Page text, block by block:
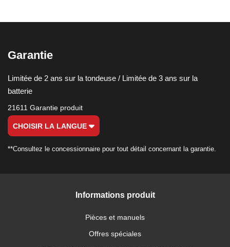
Garantie
Limitée de 2 ans sur la tondeuse / Limitée de 3 ans sur la
batterie
21611 Garantie produit
CHOISIR LA LANGUE
**Consultez le concessionnaire pour tout détail concernant la garantie.
Informations produit
Pièces et manuels
Offres spéciales